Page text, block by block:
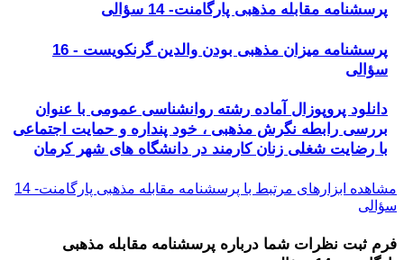
پرسشنامه مقابله مذهبی پارگامنت- 14 سؤالی
پرسشنامه میزان مذهبی بودن والدین گرنکویست - 16
سؤالی
دانلود پروپوزال آماده رشته روانشناسی عمومی با عنوان
بررسی رابطه نگرش مذهبی ، خود پنداره و حمایت اجتماعی
با رضایت شغلی زنان کارمند در دانشگاه های شهر کرمان
مشاهده ابزارهای مرتبط با پرسشنامه مقابله مذهبی پارگامنت- 14
سؤالی
فرم ثبت نظرات شما درباره پرسشنامه مقابله مذهبی